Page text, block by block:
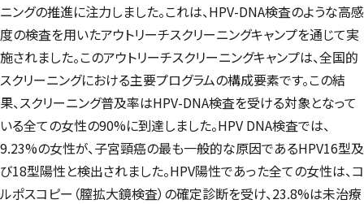
ニングの推進に注力しました。これは、HPV-DNA検査のような高感
度の検査を用いたアウトリーチスクリーニングキャンプを通じて実
施されました。このアウトリーチスクリーニングキャンプは、全国的
スクリーニングにおける主要プログラムの構成要素です。この結
果、スクリーニング普及率はHPV-DNA検査を受ける対象となって
いる全ての女性の90%に到達しました。HPV DNA検査では、
9.23%の女性が、子宮頸癌の最も一般的な原因であるHPV16型及
び18型陽性と検出されました。HPV陽性であった全ての女性は、コ
ルポスコピー（膣拡大鏡検査）の確定診断を受け、23.8%は未治療